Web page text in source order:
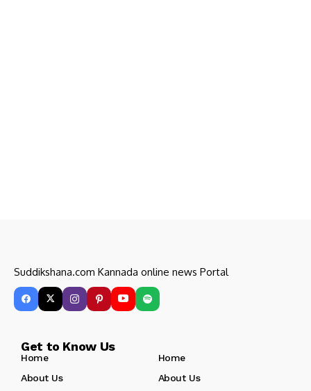
Suddikshana.com Kannada online news Portal
Get to Know Us
Home
Home
About Us
About Us